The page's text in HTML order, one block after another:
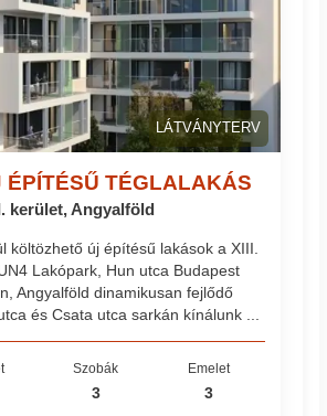
LÁTVÁNYTERV
ÉPÍTÉSŰ TÉGLALAKÁS
kerület, Angyalföld
költözhető új építésű lakások a XIII.
Lakópark, Hun utca Budapest
Angyalföld dinamikusan fejlődő
és Csata utca sarkán kínálunk ...
Szobák
3
Emelet
3